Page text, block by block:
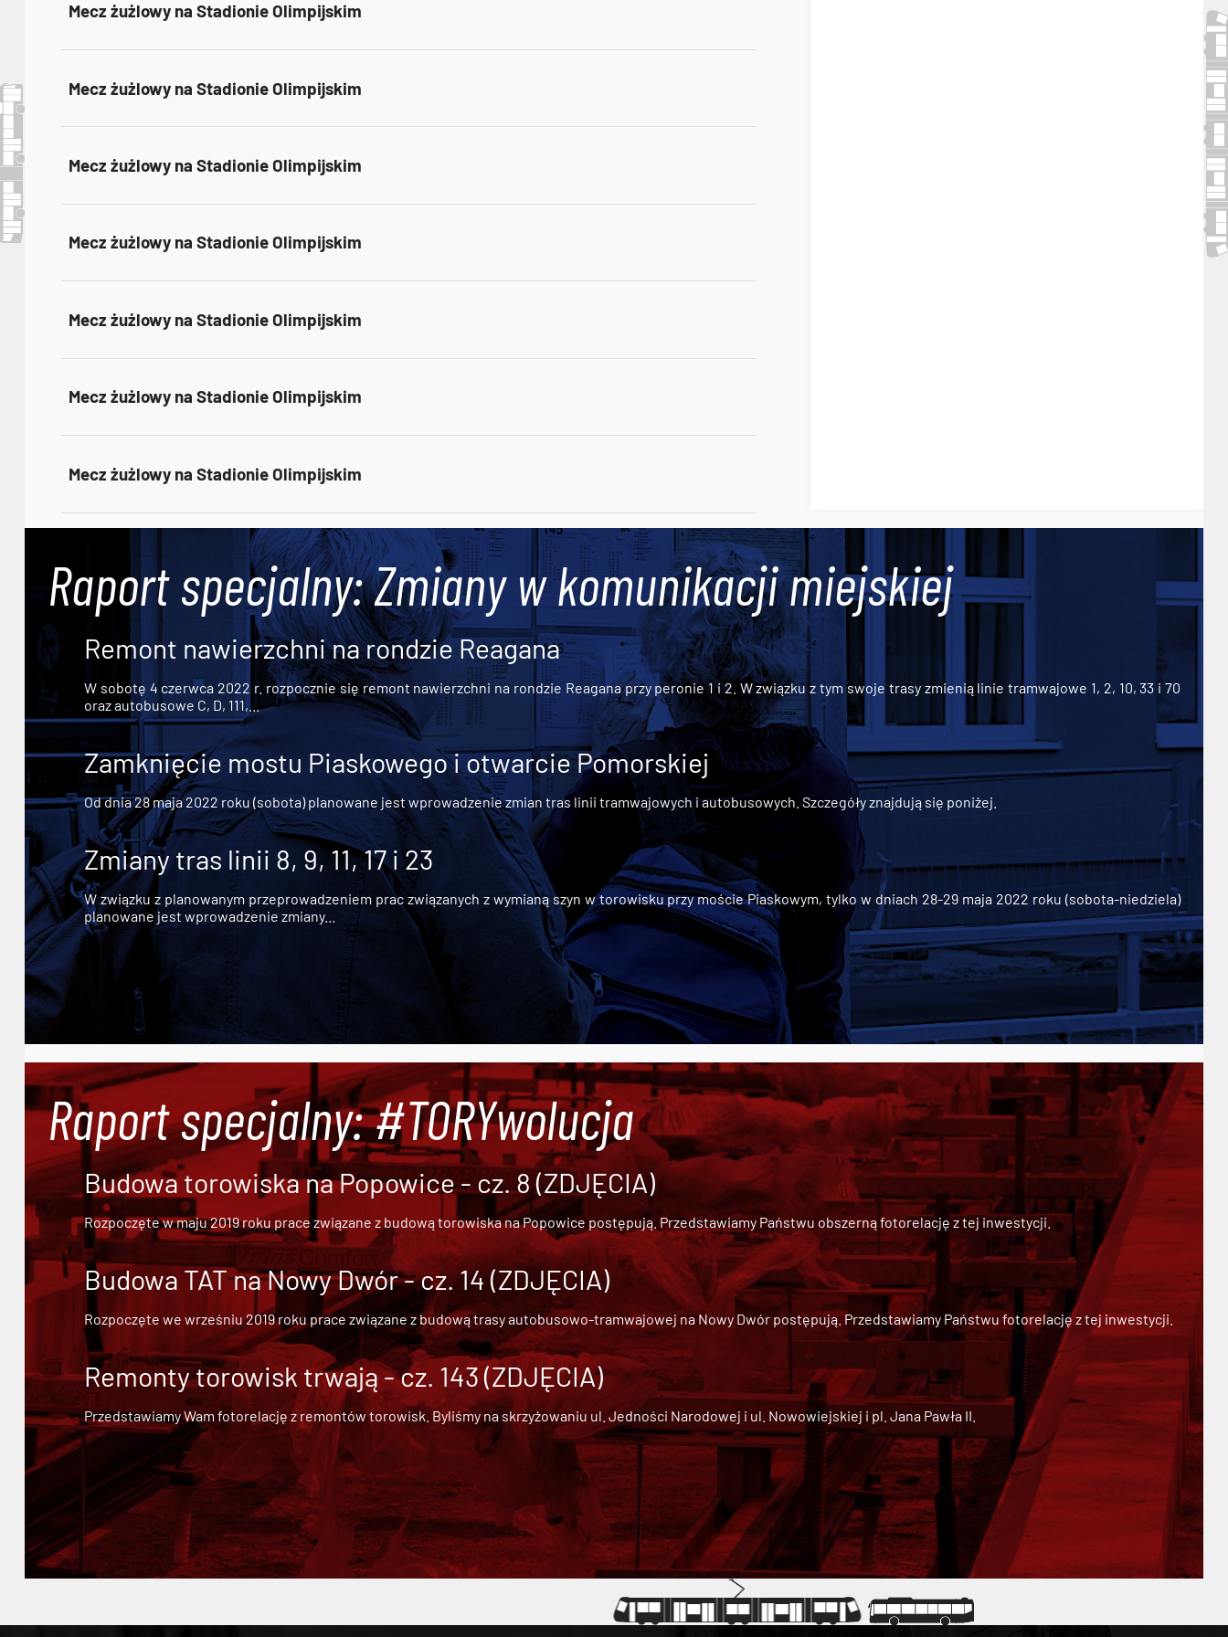
Mecz żużlowy na Stadionie Olimpijskim
Mecz żużlowy na Stadionie Olimpijskim
Mecz żużlowy na Stadionie Olimpijskim
Mecz żużlowy na Stadionie Olimpijskim
Mecz żużlowy na Stadionie Olimpijskim
Mecz żużlowy na Stadionie Olimpijskim
Mecz żużlowy na Stadionie Olimpijskim
Raport specjalny: Zmiany w komunikacji miejskiej
Remont nawierzchni na rondzie Reagana
W sobotę 4 czerwca 2022 r. rozpocznie się remont nawierzchni na rondzie Reagana przy peronie 1 i 2. W związku z tym swoje trasy zmienią linie tramwajowe 1, 2, 10, 33 i 70
oraz autobusowe C, D, 111,...
Zamknięcie mostu Piaskowego i otwarcie Pomorskiej
Od dnia 28 maja 2022 roku (sobota) planowane jest wprowadzenie zmian tras linii tramwajowych i autobusowych. Szczegóły znajdują się poniżej.
Zmiany tras linii 8, 9, 11, 17 i 23
W związku z planowanym przeprowadzeniem prac związanych z wymianą szyn w torowisku przy moście Piaskowym, tylko w dniach 28-29 maja 2022 roku (sobota-niedziela)
planowane jest wprowadzenie zmiany...
Raport specjalny: #TORYwolucja
Budowa torowiska na Popowice - cz. 8 (ZDJĘCIA)
Rozpoczęte w maju 2019 roku prace związane z budową torowiska na Popowice postępują. Przedstawiamy Państwu obszerną fotorelację z tej inwestycji.
Budowa TAT na Nowy Dwór - cz. 14 (ZDJĘCIA)
Rozpoczęte we wrześniu 2019 roku prace związane zbudową trasy autobusowo-tramwajowej na Nowy Dwórpostępują. Przedstawiamy Państwu fotorelację z tej inwestycji.
Remonty torowisk trwają - cz. 143 (ZDJĘCIA)
Przedstawiamy Wam fotorelację z remontów torowisk. Byliśmy na skrzyżowaniu ul. Jedności Narodowej i ul. Nowowiejskiej i pl. Jana Pawła II.